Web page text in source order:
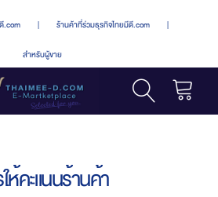
.com | ร้านค้าที่ร่วมธุรกิจไทยมีดี.com |
สำหรับผู้ขาย
ห้คะแนนร้านค้า